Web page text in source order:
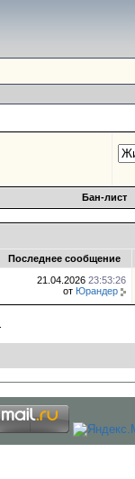
Бан-лист
Последнее сообщение
21.04.2026 23:53:26
от Юрандер